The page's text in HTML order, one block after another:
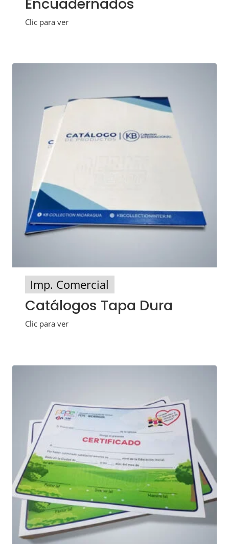
Clic para ver
Imp. Comercial
Catálogos Tapa Dura
Clic para ver